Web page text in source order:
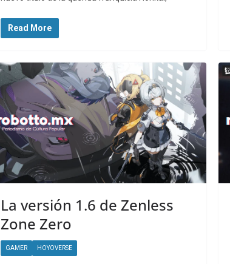
Read More
La versión 1.6 de Zenless
Zone Zero
GAMER HOYOVERSE